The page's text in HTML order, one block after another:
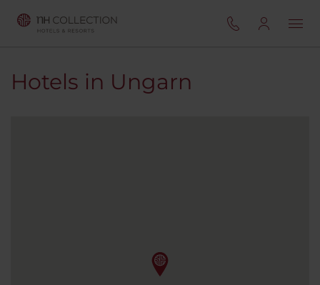
Hotels in Ungarn